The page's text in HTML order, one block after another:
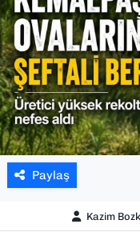
Paylaş
Kazim
YEREL